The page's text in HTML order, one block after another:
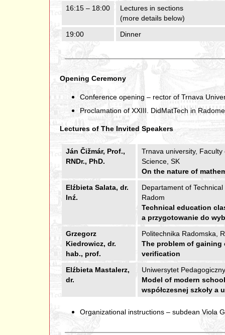
16:15 – 18:00
Lectures in sections
(more details below)
19:00
Dinner
Opening Ceremony
Conference opening – rector of Trnava
Proclamation of XXIII. DidMatTech in
Lectures of The Invited Speakers
Ján Čižmár, Prof.,
RNDr., PhD.
Trnava university,
Science, SK
On the nature of
Elźbieta Salata, dr.
Inź.
Departament of
Radom
Technical education
a przygotowanie do
Grzegorz
Kiedrowicz, dr.
hab., prof.
Politechnika Radomska,
The problem of
verification
Elźbieta Mastalerz,
dr.
Uniwersytet
Model of modern
współczesnej szkoły
Organizational instructions – subdean Viola